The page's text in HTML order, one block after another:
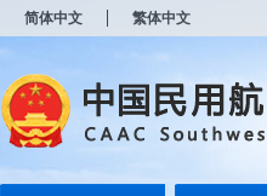
简体中文 繁体中文
开
无
障
说